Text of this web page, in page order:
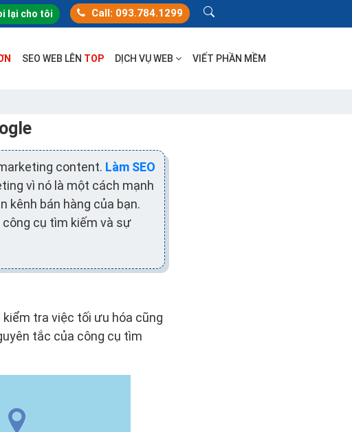
lại cho tôi Call: 093.784.1299
SEO WEB LÊN TOP DỊCH VỤ WEB VIẾT PHẦN MỀM
content. Làm SEO
vì nó là một cách mạnh
kênh bán hàng của bạn.
cụ tìm kiếm và sự
tra việc tối ưu hóa cũng
tắc của công cụ tìm